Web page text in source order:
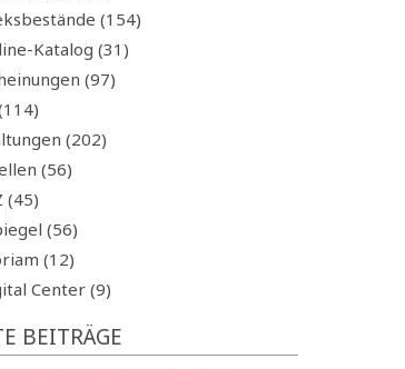
(154)
Katalog (31)
(97)
(202)
(56)
(45)
(56)
(12)
Center (9)
BEITRÄGE